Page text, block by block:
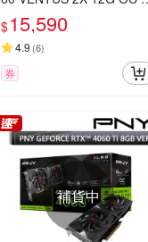
示卡
$15,590
4.9 (6)
券
補貨中